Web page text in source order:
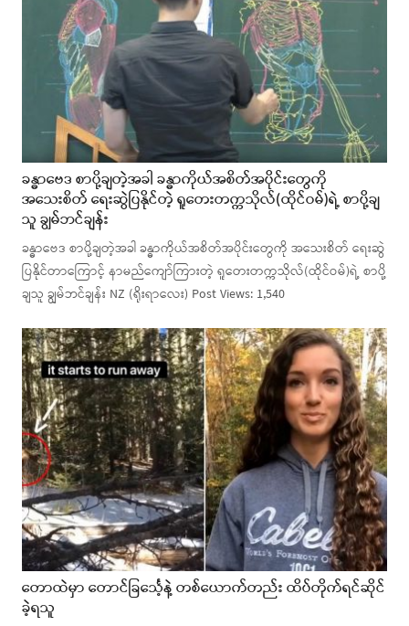
ခန္ဓာဗေဒ စာပို့ချတဲ့အခါ ခန္ဓာကိုယ်အစိတ်အပိုင်းတွေကို
အသေးစိတ် ရေးဆွဲပြနိုင်တဲ့ ရူတေးတက္ကသိုလ်(ထိုင်ဝမ်)ရဲ့ စာပို့ချ
သူ ချွမ်ဘင်ချန်း
ခန္ဓာဗေဒ စာပို့ချတဲ့အခါ ခန္ဓာကိုယ်အစိတ်အပိုင်းတွေကို အသေးစိတ် ရေးဆွဲ
ပြနိုင်တာကြောင့် နာမည်ကျော်ကြားတဲ့ ရူတေးတက္ကသိုလ်(ထိုင်ဝမ်)ရဲ့ စာပို့
ချသူ ချွမ်ဘင်ချန်း NZ (ရိုးရာလေး) Post Views: 1,540
တောထဲမှာ တောင်ခြင်္သေ့နဲ့ တစ်ယောက်တည်း ထိပ်တိုက်ရင်ဆိုင်
ခဲ့ရသူ